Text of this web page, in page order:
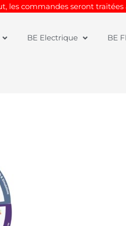
les commandes seront
BE Electrique BE